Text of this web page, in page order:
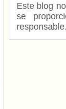
Este blog
se